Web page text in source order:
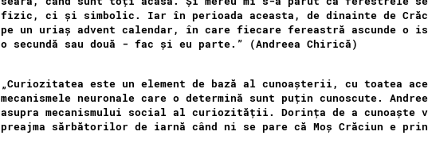
fizic, ci și simbolic. Iar în perioada aceasta, de dinainte de
pe un uriaș advent calendar, în care fiecare fereastră ascunde o
o secundă sau două - fac și eu parte.” (Andreea Chirică)
„Curiozitatea este un element de bază al cunoașterii, cu toatea
mecanismele neuronale care o determină sunt puțin cunoscute.
asupra mecanismului social al curiozității. Dorința de a cunoaște
preajma sărbătorilor de iarnă când ni se pare că Moș Crăciun e